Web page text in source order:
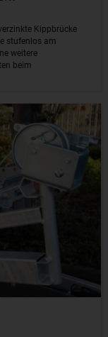
Kippbrücke
stufenlos am
weitere
beim